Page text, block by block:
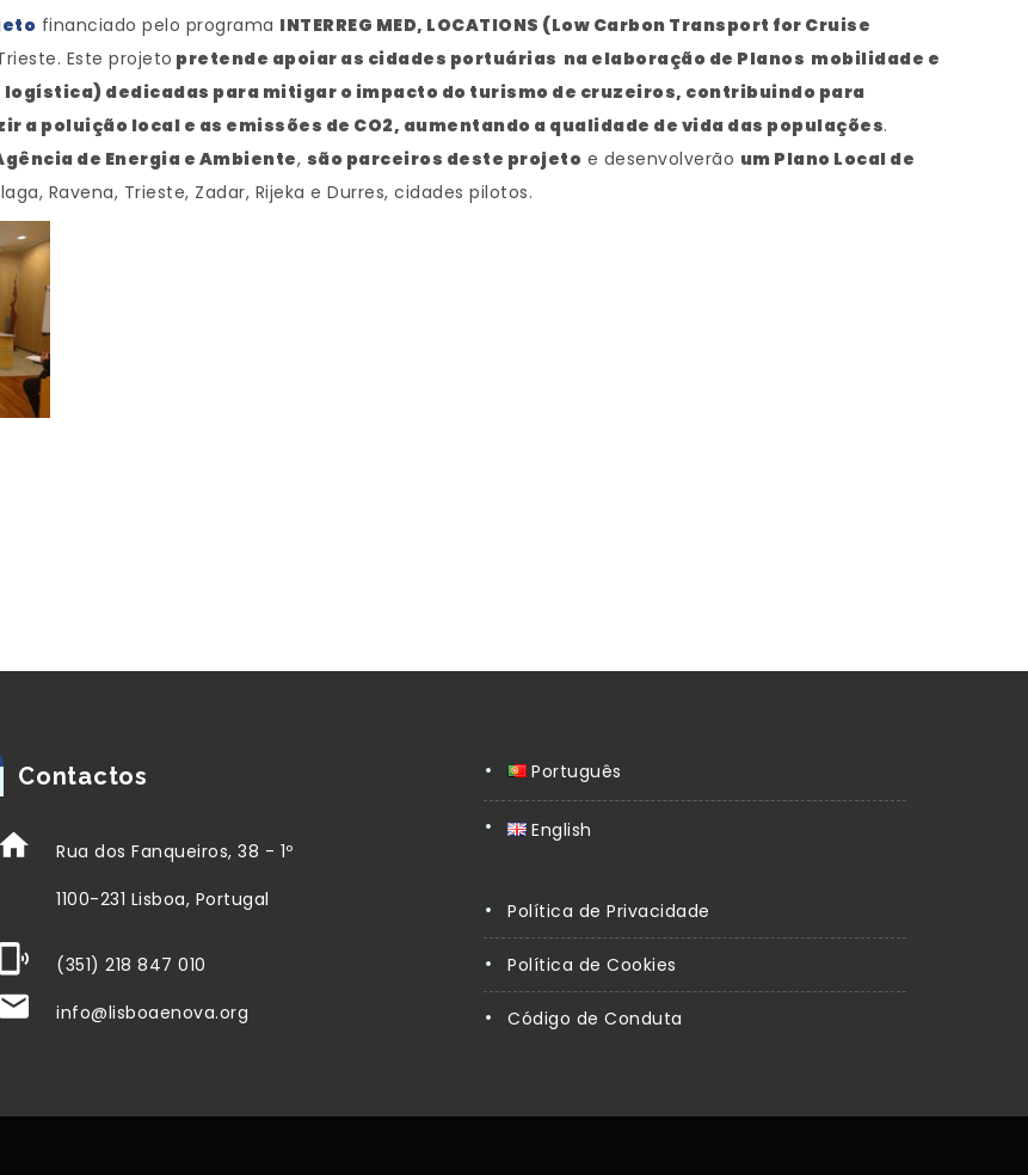
financiado pelo programa INTERREG MED, LOCATIONS (Low Carbon Transport for Cruise
Este projeto pretende apoiar as cidades portuárias na elaboração de Planos mobilidade e
dedicadas para mitigar o impacto do turismo de cruzeiros, contribuindo para
poluição local e as emissões de CO2, aumentando a qualidade de vida das populações.
de Energia e Ambiente, são parceiros deste projeto e desenvolverão um Plano Local de
Ravena, Trieste, Zadar, Rijeka e Durres, cidades pilotos.
Contactos
Rua dos Fanqueiros, 38 - 1º
1100-231 Lisboa, Portugal
(351) 218 847 010
info@lisboaenova.org
Português
English
Política de Privacidade
Política de Cookies
Código de Conduta